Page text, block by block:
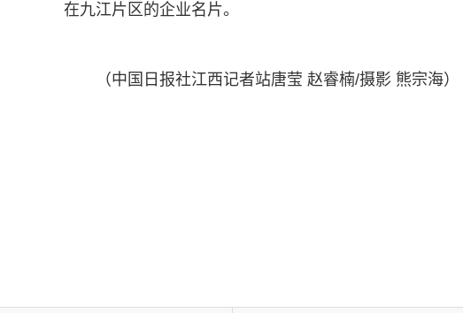
在九江片区的企业名片。
（中国日报社江西记者站唐莹 赵睿楠/摄影 熊宗海）